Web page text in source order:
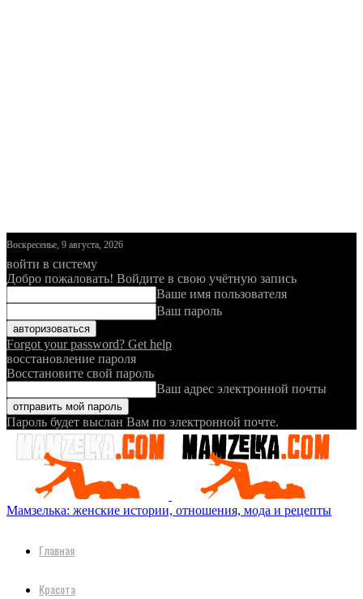
Воскресенье, 9 августа, 2026
войти в систему
Добро пожаловать! Войдите в свою учётную запись
Ваше имя пользователя
Ваш пароль
Forgot your password? Get help
восстановление пароля
Восстановите свой пароль
Ваш адрес электронной почты
Пароль будет выслан Вам по электронной почте.
Мамзелька: женские истории, отношения, мода и рецепты
Главная
Красота